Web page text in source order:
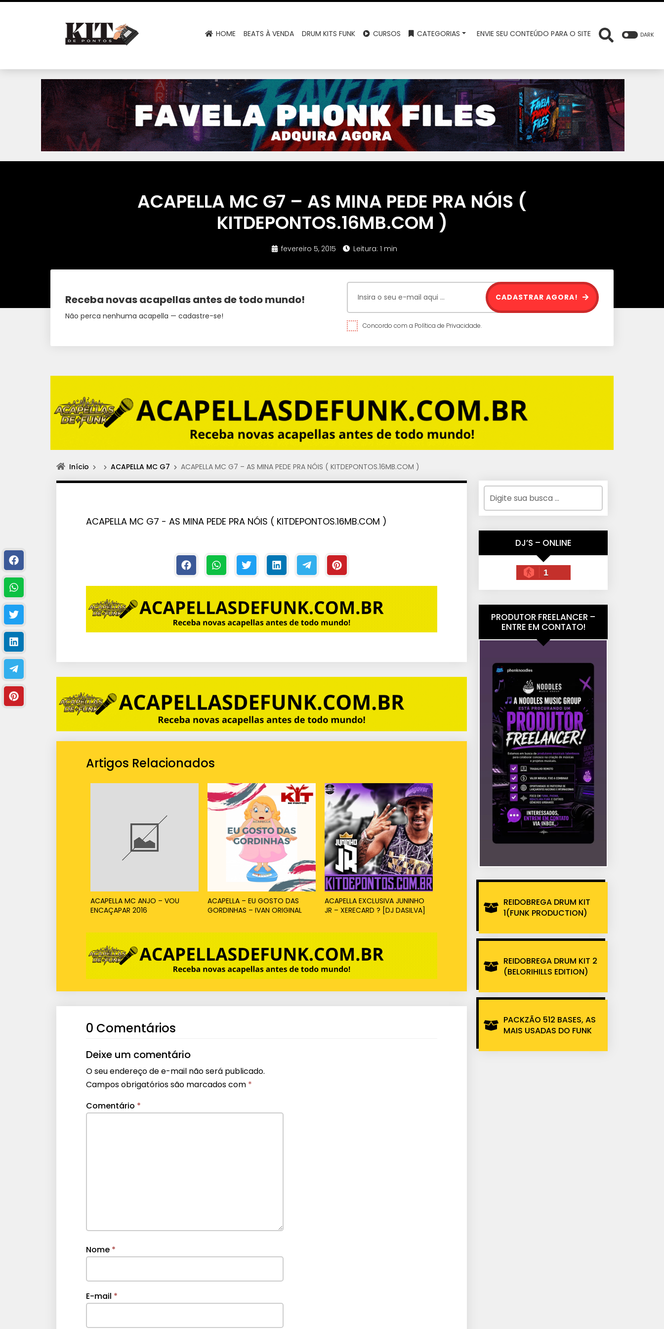
HOME BEATS À VENDA DRUM KITS FUNK CURSOS CATEGORIAS ENVIE SEU CONTEÚDO PARA O SITE DARK
ACAPELLA MC G7 – AS MINA PEDE PRA NÓIS (
KITDEPONTOS.16MB.COM )
fevereiro 5, 2015 Leitura: 1 min
Receba novas acapellas antes de todo mundo!
Não perca nenhuma acapella — cadastre-se!
Concordo com a Política de Privacidade.
CADASTRAR AGORA!
Início ACAPELLA MC G7 ACAPELLA MC G7 – AS MINA PEDE PRA NÓIS ( KITDEPONTOS.16MB.COM )
ACAPELLA MC G7 - AS MINA PEDE PRA NÓIS ( KITDEPONTOS.16MB.COM )
Artigos Relacionados
ACAPELLA MC ANJO – VOU
ENCAÇAPAR 2016
ACAPELLA – EU GOSTO DAS
GORDINHAS – IVAN ORIGINAL
ACAPELLA EXCLUSIVA JUNINHO
JR – XERECARD ? [DJ DASILVA]
0 Comentários
Deixe um comentário
O seu endereço de e-mail não será publicado.
Campos obrigatórios são marcados com *
Comentário *
Nome *
E-mail *
DJ’S – ONLINE
1
PRODUTOR FREELANCER –
ENTRE EM CONTATO!
REIDOBREGA DRUM KIT
1(FUNK PRODUCTION)
REIDOBREGA DRUM KIT 2
(BELORIHILLS EDITION)
PACKZÃO 512 BASES, AS
MAIS USADAS DO FUNK